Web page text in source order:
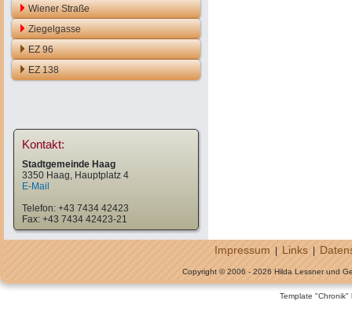
Wiener Straße
Ziegelgasse
EZ 96
EZ 138
Kontakt:
Stadtgemeinde Haag
3350 Haag, Hauptplatz 4
E-Mail
Telefon: +43 7434 42423
Fax: +43 7434 42423-21
Impressum|Links|
Copyright © 2006 - 2026 Hilda Lessner und
Template